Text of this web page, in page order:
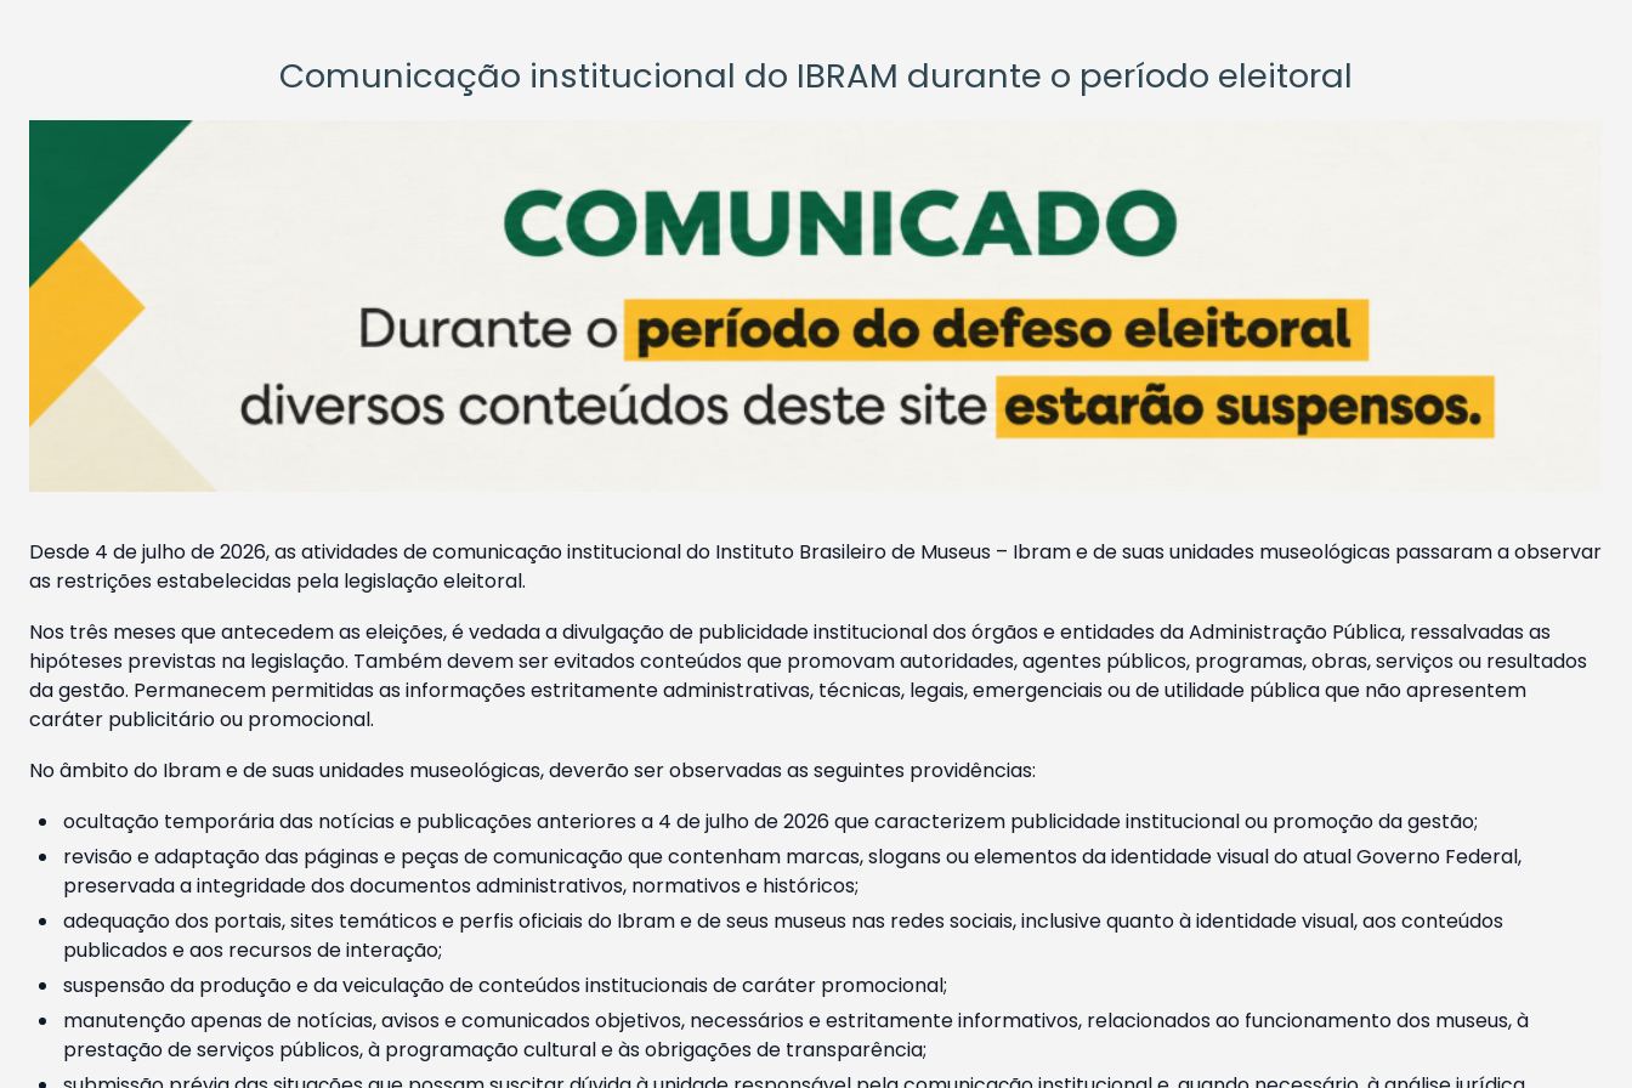
Comunicação institucional do IBRAM durante o período eleitoral
Desde 4 de julho de 2026, as atividades de comunicação institucional do Instituto Brasileiro de Museus – Ibram e de suas unidades museológicas passaram a observar
as restrições estabelecidas pela legislação eleitoral.
Nos três meses que antecedem as eleições, é vedada a divulgação de publicidade institucional dos órgãos e entidades da Administração Pública, ressalvadas as
hipóteses previstas na legislação. Também devem ser evitados conteúdos que promovam autoridades, agentes públicos, programas, obras, serviços ou resultados
da gestão. Permanecem permitidas as informações estritamente administrativas, técnicas, legais, emergenciais ou de utilidade pública que não apresentem
caráter publicitário ou promocional.
No âmbito do Ibram e de suas unidades museológicas, deverão ser observadas as seguintes providências:
ocultação temporária das notícias e publicações anteriores a 4 de julho de 2026 que caracterizem publicidade institucional ou promoção da gestão;
revisão e adaptação das páginas e peças de comunicação que contenham marcas, slogans ou elementos da identidade visual do atual Governo Federal,
preservada a integridade dos documentos administrativos, normativos e históricos;
adequação dos portais, sites temáticos e perfis oficiais do Ibram e de seus museus nas redes sociais, inclusive quanto à identidade visual, aos conteúdos
publicados e aos recursos de interação;
suspensão da produção e da veiculação de conteúdos institucionais de caráter promocional;
manutenção apenas de notícias, avisos e comunicados objetivos, necessários e estritamente informativos, relacionados ao funcionamento dos museus, à
prestação de serviços públicos, à programação cultural e às obrigações de transparência;